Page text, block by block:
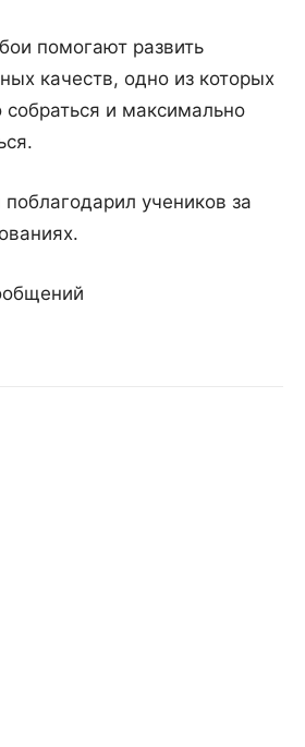
помогают развить
качеств, одно из которых
и максимально
учеников за